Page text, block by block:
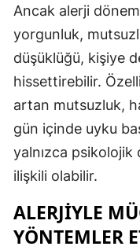
Ancak alerji
yorgunluk,
düşüklüğü, kişiye
hissettirebilir.
artan mutsuzluk,
gün içinde uyku
yalnızca psikolojik
ilişkili olabilir.
ALERJIYLE
YÖNTEMLER